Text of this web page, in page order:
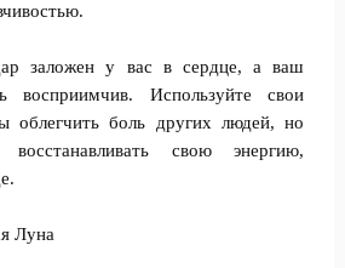
заложен у вас в сердце, а ваш
восприимчив. Используйте свои
облегчить боль других людей, но
восстанавливать свою энергию,
Луна